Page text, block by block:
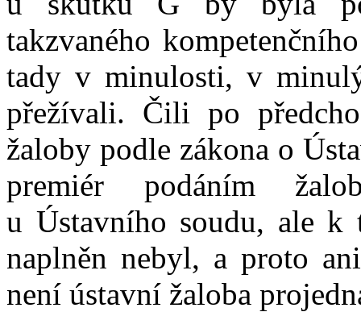
takzvaného
tady v minulosti, v
přežívali. Čili po
žaloby podle zákona o
premiér podáním
u Ústavního soudu, ale k
naplněn nebyl, a proto
není ústavní žaloba